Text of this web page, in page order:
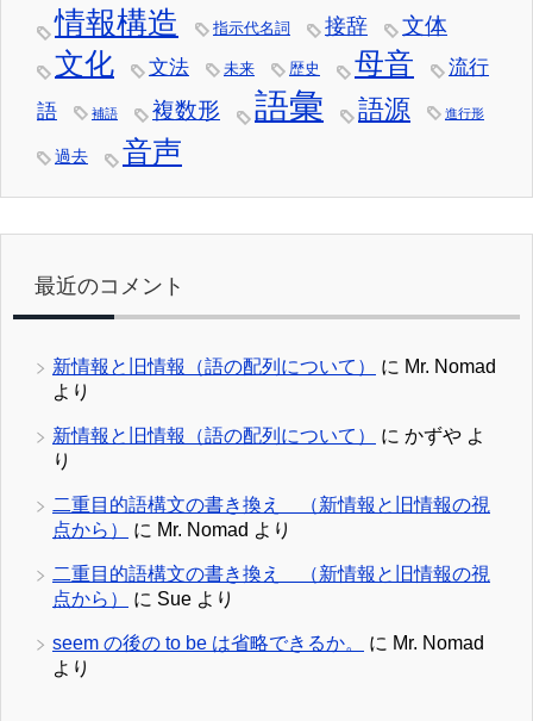
情報構造
指示代名詞 接辞 文体
文化 文法 未来 歴史 母音
流行
語
補語 複数形 語彙 語源 進行形
過去 音声
最近のコメント
新情報と旧情報（語の配列について） に Mr. Nomad
より
新情報と旧情報（語の配列について） に かずや よ
り
二重目的語構文の書き換え （新情報と旧情報の視
点から）
に Mr. Nomad より
二重目的語構文の書き換え （新情報と旧情報の視
点から）
に Sue より
seem の後の to be は省略できるか。 に Mr. Nomad
より